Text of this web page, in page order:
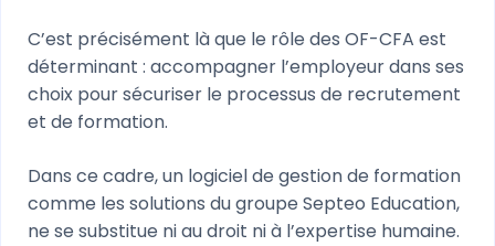
C’est précisément là que le rôle des OF-CFA est
déterminant : accompagner l’employeur dans ses
choix pour sécuriser le processus de recrutement
et de formation.
Dans ce cadre, un logiciel de gestion de formation
comme les solutions du groupe Septeo Education,
ne se substitue ni au droit ni à l’expertise humaine.